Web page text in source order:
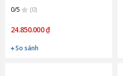
0/5
(0)
24.850.000 ₫
So sánh